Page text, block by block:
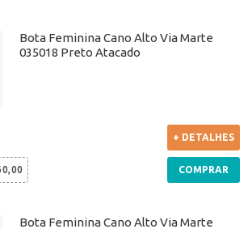
Bota Feminina Cano Alto Via Marte
035018 Preto Atacado
+ DETALHES
COMPRAR
Bota Feminina Cano Alto Via Marte